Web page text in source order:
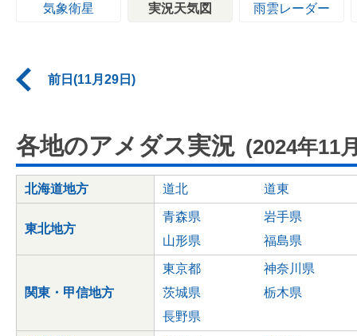
気象衛星 実況天気図 雨雲レーダー
前日(11月29日)
各地のアメダス実況 (2024年11
北海道地方 道北 道東
東北地方
青森県
岩手県
山形県
福島県
関東・甲信地方
東京都
神奈川県
茨城県
栃木県
長野県